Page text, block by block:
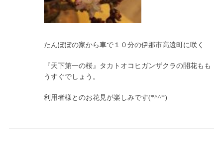
たんぽぽの家から車で１０分の伊那市高遠町に咲く
『天下第一の桜』タカトオコヒガンザクラの開花もも
うすぐでしょう。
利用者様とのお花見が楽しみです(*^^*)